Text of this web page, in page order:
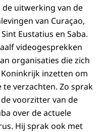
uitwerking van de
van Curaçao,
Eustatius en Saba.
videogesprekken
organisaties die zich
inzetten om
verzachten. Zo sprak
voorzitter van de
over de actuele
Hij sprak ook met